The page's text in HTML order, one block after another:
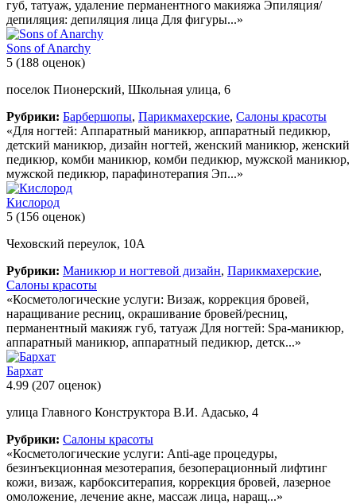
губ, татуаж, удаление перманентного макияжа Эпиляция/
депиляция: депиляция лица Для фигуры...»
Sons of Anarchy
5 (188 оценок)
поселок Пионерский, Школьная улица, 6
Рубрики: Барбершопы, Парикмахерские, Салоны красоты
«Для ногтей: Аппаратный маникюр, аппаратный педикюр,
детский маникюр, дизайн ногтей, женский маникюр, женский
педикюр, комби маникюр, комби педикюр, мужской маникюр,
мужской педикюр, парафинотерапия Эп...»
Кислород
5 (156 оценок)
Чеховский переулок, 10А
Рубрики: Маникюр и ногтевой дизайн, Парикмахерские,
Салоны красоты
«Косметологические услуги: Визаж, коррекция бровей,
наращивание ресниц, окрашивание бровей/ресниц,
перманентный макияж губ, татуаж Для ногтей: Spa-маникюр,
аппаратный маникюр, аппаратный педикюр, детск...»
Бархат
4.99 (207 оценок)
улица Главного Конструктора В.И. Адасько, 4
Рубрики: Салоны красоты
«Косметологические услуги: Anti-age процедуры,
безинъекционная мезотерапия, безоперационный лифтинг
кожи, визаж, карбокситерапия, коррекция бровей, лазерное
омоложение, лечение акне, массаж лица, наращ...»